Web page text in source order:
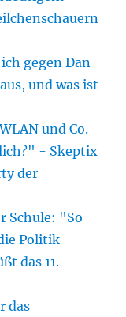
gegen Dan
und was ist
und Co.
- Skeptix
der
Schule: "So
Politik -
das 11.-
das